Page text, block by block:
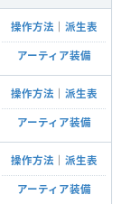
操作方法 派生表
アーティア装備
操作方法 派生表
アーティア装備
操作方法 派生表
アーティア装備